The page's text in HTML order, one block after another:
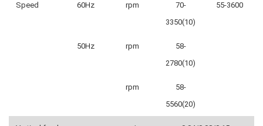
Speed 60Hz rpm
70-
3350(10)
55-3600
50Hz rpm
58-
2780(10)
rpm
58-
5560(20)